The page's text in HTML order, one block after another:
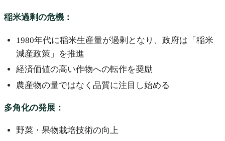
稲米過剰の危機：
1980年代に稲米生産量が過剰となり、政府は「稲米
減産政策」を推進
経済価値の高い作物への転作を奨励
農産物の量ではなく品質に注目し始める
多角化の発展：
野菜・果物栽培技術の向上